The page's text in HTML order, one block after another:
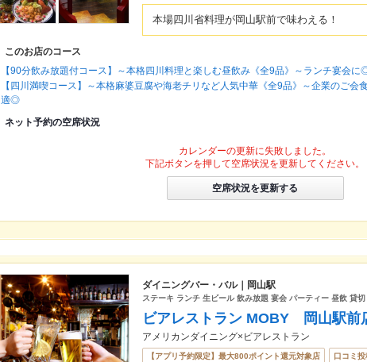
本場四川省料理が岡山駅前で味わえる！
このお店のコース
【90分飲み放題付コース】～本格四川料理と楽しむ昼飲み《全9品》～ランチ宴会に
【四川満喫コース】～本格麻婆豆腐や海老チリなど人気中華《全9品》～企業のご会
適◎
ネット予約の空席状況
カレンダーの更新に失敗しました。
下記ボタンを押して空席状況を更新してください。
空席状況を更新する
ダイニングバー・バル｜岡山駅
ステーキ ランチ 生ビール 飲み放題 宴会 パーティー 昼飲 貸
ビアレストラン MOBY 岡山駅前
アメリカンダイニング×ビアレストラン
【アプリ予約限定】最大800ポイント還元対象店 口コミ